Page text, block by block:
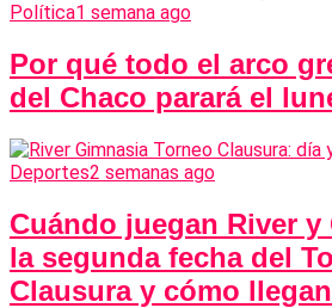
Política1 semana ago
Por qué todo el arco
del Chaco parará el
Deportes2 semanas ago
Cuándo juegan River
la segunda fecha del
Clausura y cómo